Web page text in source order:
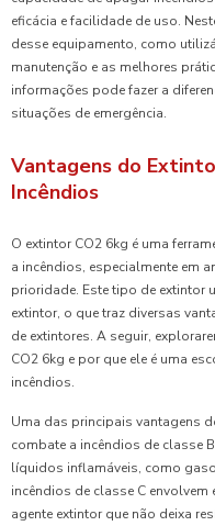
eficácia e facilidade de uso.
desse equipamento, como
manutenção e as melhores
informações pode fazer a
situações de emergência.
Vantagens do
Incêndios
O extintor CO2 6kg é uma
a incêndios, especialmente em
prioridade. Este tipo de extintor
extintor, o que traz diversas
de extintores. A seguir,
CO2 6kg e por que ele é uma
incêndios.
Uma das principais vantagens
combate a incêndios de classe
líquidos inflamáveis, como
incêndios de classe C
agente extintor que não deixa